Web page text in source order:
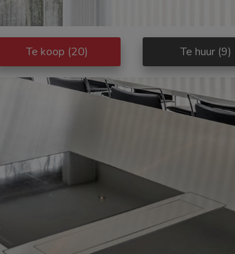
Te koop (20) Te huur (9)